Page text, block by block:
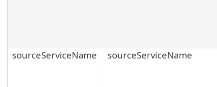
sourceServiceName sourceServiceName